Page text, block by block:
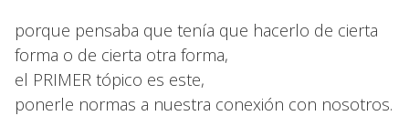
porque pensaba que tenía que hacerlo de cierta
forma o de cierta otra forma,
el PRIMER tópico es este,
ponerle normas a nuestra conexión con nosotros.